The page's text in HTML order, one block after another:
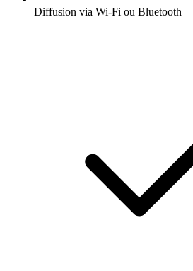
Diffusion via Wi-Fi ou Bluetooth